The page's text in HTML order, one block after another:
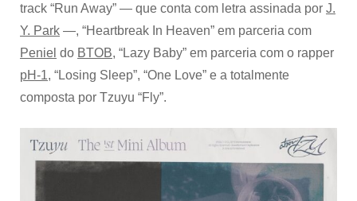
track “Run Away” — que conta com letra assinada por J.
Y. Park —, “Heartbreak In Heaven” em parceria com
Peniel do BTOB, “Lazy Baby” em parceria com o rapper
pH-1, “Losing Sleep”, “One Love” e a totalmente
composta por Tzuyu “Fly”.